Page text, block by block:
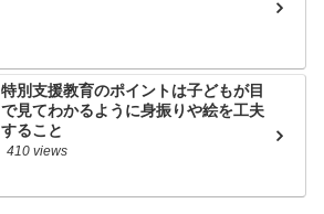
特別支援教育のポイントは子どもが目
で見てわかるように身振りや絵を工夫
すること
410 views